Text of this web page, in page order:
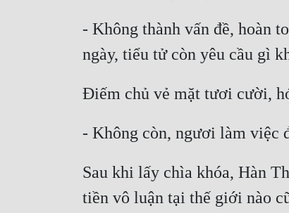
- Không thành vấn đề, hoàn
ngày, tiểu tử còn yêu cầu gì
Điếm chủ vẻ mặt tươi cười,
- Không còn, ngươi làm việc
Sau khi lấy chìa khóa, Hàn
tiền vô luận tại thế giới nào